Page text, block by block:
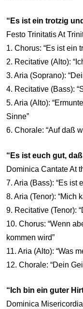
“Es ist ein trotzig
Festo Trinitatis At
1. Chorus: “Es ist ein
2. Recitative (Alto):
3. Aria (Soprano):
4. Recitative (Bass):
5. Aria (Alto):
Sinne”
6. Chorale: “Auf daß
“Es ist euch gut,
Dominica Cantate At
7. Aria (Bass): “Es ist
8. Aria (Tenor): “Mich
9. Recitative (Tenor):
10. Chorus: “Wenn
kommen wird”
11. Aria (Alto): “Was
12. Chorale: “Dein
“Ich bin ein guter
Dominica